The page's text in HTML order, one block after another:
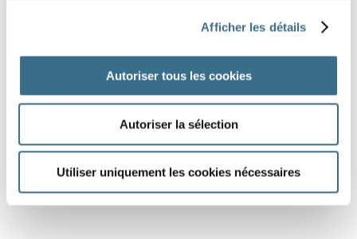
Afficher les détails
Autoriser tous les cookies
Autoriser la sélection
Utiliser uniquement les cookies nécessaires